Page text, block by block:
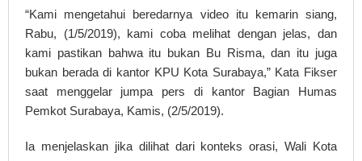
“Kami mengetahui beredarnya video itu kemarin siang,
Rabu, (1/5/2019), kami coba melihat dengan jelas, dan
kami pastikan bahwa itu bukan Bu Risma, dan itu juga
bukan berada di kantor KPU Kota Surabaya,” Kata Fikser
saat menggelar jumpa pers di kantor Bagian Humas
Pemkot Surabaya, Kamis, (2/5/2019).
Ia menjelaskan jika dilihat dari konteks orasi, Wali Kota